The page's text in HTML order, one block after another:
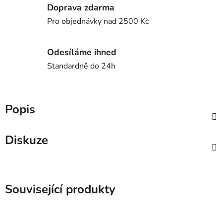
Doprava zdarma
Pro objednávky nad 2500 Kč
Odesíláme ihned
Standardně do 24h
Popis
Diskuze
Související produkty